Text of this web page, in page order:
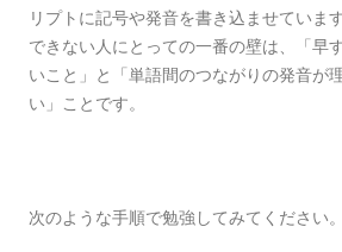
リプトに記号や発音を書き込ませていま
できない人にとっての一番の壁は、「早
いこと」と「単語間のつながりの発音が
い」ことです。
次のような手順で勉強してみてください。